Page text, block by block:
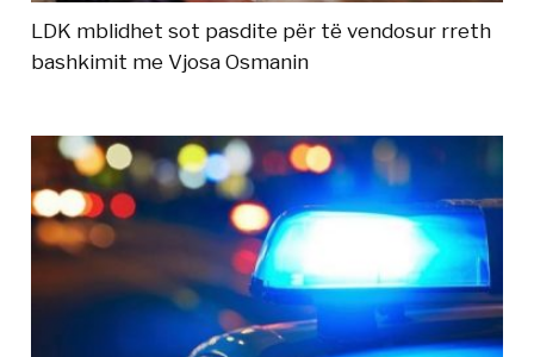
LDK mblidhet sot pasdite për të vendosur rreth
bashkimit me Vjosa Osmanin